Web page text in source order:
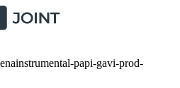
papi-gavi-prod-